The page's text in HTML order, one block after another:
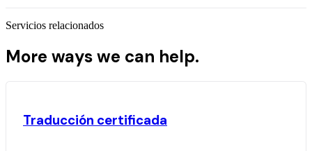
Servicios relacionados
More ways we can help.
Traducción certificada